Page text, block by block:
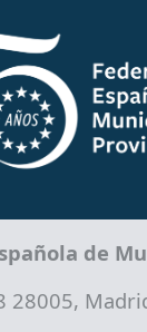
de
28005,